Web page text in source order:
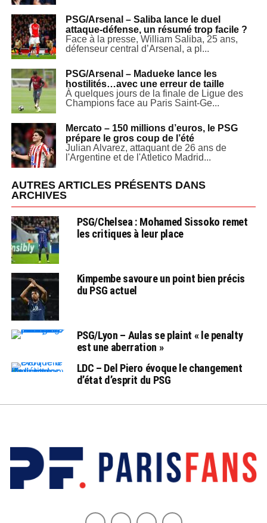
PSG/Arsenal – Saliba lance le duel
attaque-défense, un résumé trop facile ?
Face à la presse, William Saliba, 25 ans,
défenseur central d’Arsenal, a pl...
PSG/Arsenal – Madueke lance les
hostilités…avec une erreur de taille
À quelques jours de la finale de Ligue des
Champions face au Paris Saint-Ge...
Mercato – 150 millions d’euros, le PSG
prépare le gros coup de l’été
Julian Alvarez, attaquant de 26 ans de
l'Argentine et de l'Atletico Madrid...
AUTRES ARTICLES PRÉSENTS DANS
ARCHIVES
PSG/Chelsea : Mohamed Sissoko remet
les critiques à leur place
Kimpembe savoure un point bien précis
du PSG actuel
PSG/Lyon – Aulas se plaint « le penalty
est une aberration »
LDC – Del Piero évoque le changement
d’état d’esprit du PSG